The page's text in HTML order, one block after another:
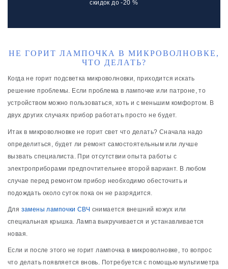
скидок до -20 %
НЕ ГОРИТ ЛАМПОЧКА В МИКРОВОЛНОВКЕ,
ЧТО ДЕЛАТЬ?
Когда не горит подсветка микроволновки, приходится искать
решение проблемы. Если проблема в лампочке или патроне, то
устройством можно пользоваться, хоть и с меньшим комфортом. В
двух других случаях прибор работать просто не будет.
Итак в микроволновке не горит свет что делать? Сначала надо
определиться, будет ли ремонт самостоятельным или лучше
вызвать специалиста. При отсутствии опыта работы с
электроприборами предпочтительнее второй вариант. В любом
случае перед ремонтом прибор необходимо обесточить и
подождать около суток пока он не разрядится.
Для замены лампочки СВЧ снимается внешний кожух или
специальная крышка. Лампа выкручивается и устанавливается
новая.
Если и после этого не горит лампочка в микроволновке, то вопрос
что делать появляется вновь. Потребуется с помощью мультиметра